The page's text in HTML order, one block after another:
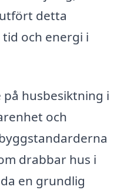
detta
och energi i
på husbesiktning i
och
drabbar hus i
en grundlig